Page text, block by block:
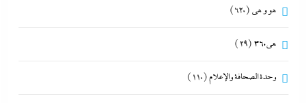
هو و هي (620)
هى360 (29)
وحدة الصحافة والإعلام(110)